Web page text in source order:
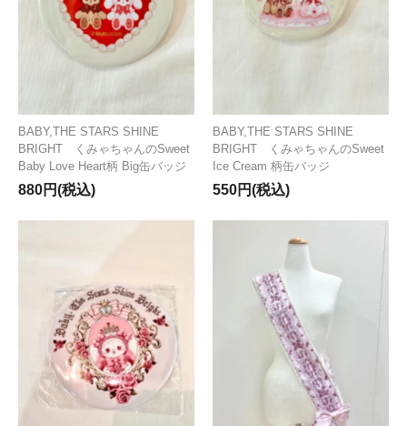
BABY,THE STARS SHINE
BRIGHT くみゃちゃんのSweet
Baby Love Heart柄 Big缶バッジ
880円(税込)
BABY,THE STARS SHINE
BRIGHT くみゃちゃんのSweet
Ice Cream 柄缶バッジ
550円(税込)